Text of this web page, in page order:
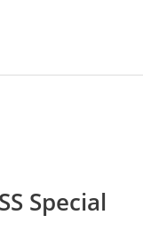
Special